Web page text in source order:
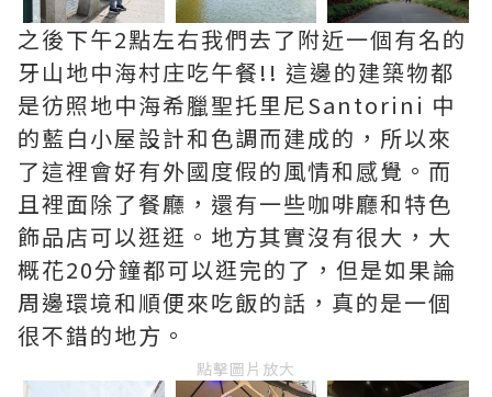
之後下午2點左右我們去了附近一個有名的
牙山地中海村庄吃午餐!! 這邊的建築物都
是彷照地中海希臘聖托里尼Santorini 中
的藍白小屋設計和色調而建成的，所以來
了這裡會好有外國度假的風情和感覺。而
且裡面除了餐廳，還有一些咖啡廳和特色
飾品店可以逛逛。地方其實沒有很大，大
概花20分鐘都可以逛完的了，但是如果論
周邊環境和順便來吃飯的話，真的是一個
很不錯的地方。
點擊圖片放大